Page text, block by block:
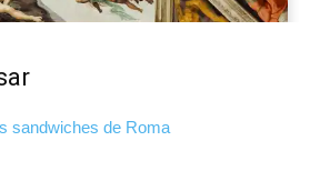
sandwiches de Roma